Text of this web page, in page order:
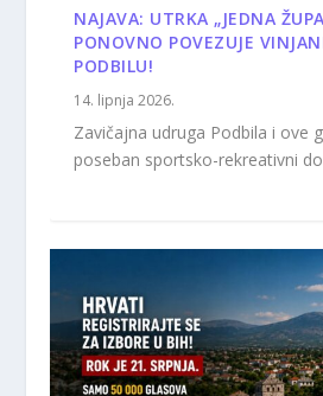
NAJAVA: UTRKA „JEDNA
PONOVNO POVEZUJE
PODBILU!
14. lipnja 2026.
Zavičajna udruga Podbila i ove
poseban sportsko-rekreativni